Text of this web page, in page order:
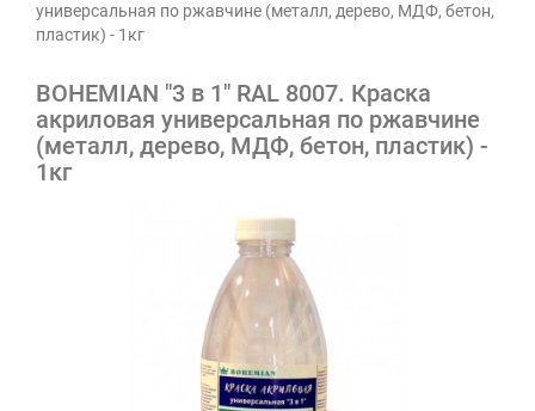
универсальная по ржавчине (металл, дерево, МДФ, бетон,
пластик) - 1кг
BOHEMIAN "3 в 1" RAL 8007. Краска
акриловая универсальная по ржавчине
(металл, дерево, МДФ, бетон, пластик) -
1кг